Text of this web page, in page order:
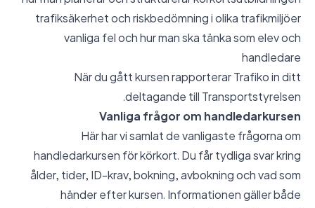
trafiksäkerhet och riskbedömning i olika trafikmiljöer
vanliga fel och hur man ska tänka som elev och
handledare
När du gått kursen rapporterar Trafiko in ditt
deltagande till Transportstyrelsen.
Vanliga frågor om handledarkursen
Här har vi samlat de vanligaste frågorna om
handledarkursen för körkort. Du får tydliga svar kring
ålder, tider, ID-krav, bokning, avbokning och vad som
händer efter kursen. Informationen gäller både